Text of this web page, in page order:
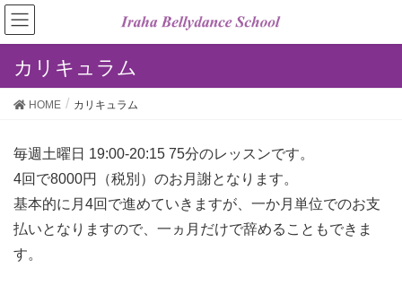
カリキュラム
HOME カリキュラム
毎週土曜日 19:00-20:15 75分のレッスンです。
4回で8000円（税別）のお月謝となります。
基本的に月4回で進めていきますが、一か月単位でのお支
払いとなりますので、一ヵ月だけで辞めることもできま
す。